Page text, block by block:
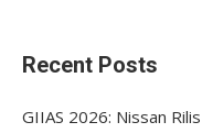
Recent Posts
GIIAS 2026: Nissan